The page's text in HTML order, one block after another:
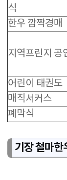
식
한우 깜짝경매
지역프린지 공
어린이 태권도
매직서커스
폐막식
기장 철마한